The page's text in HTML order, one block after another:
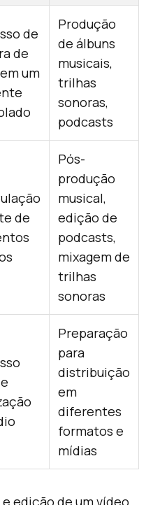
de
de
um
Produção
de álbuns
musicais,
trilhas
sonoras,
podcasts
de
Pós-
produção
musical,
edição de
podcasts,
mixagem de
trilhas
sonoras
Preparação
para
distribuição
em
diferentes
formatos e
mídias
edição de um vídeo